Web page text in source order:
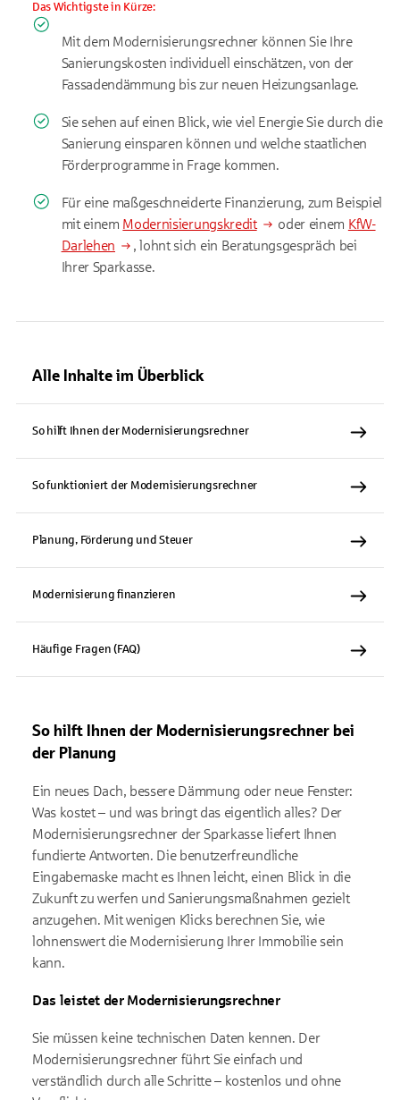
Das Wichtigste in Kürze:
Mit dem Modernisierungsrechner können Sie Ihre
Sanierungskosten individuell einschätzen, von der
Fassadendämmung bis zur neuen Heizungsanlage.
Sie sehen auf einen Blick, wie viel Energie Sie durch die
Sanierung einsparen können und welche staatlichen
Förderprogramme in Frage kommen.
Für eine maßgeschneiderte Finanzierung, zum Beispiel
mit einem Modernisierungskredit oder einem KfW-
Darlehen
, lohnt sich ein Beratungsgespräch bei
Ihrer Sparkasse.
Alle Inhalte im Überblick
So hilft Ihnen der Modernisierungsrechner
So funktioniert der Modernisierungsrechner
Planung, Förderung und Steuer
Modernisierung finanzieren
Häufige Fragen (FAQ)
So hilft Ihnen der Modernisierungsrechner bei
der Planung
Ein neues Dach, bessere Dämmung oder neue Fenster:
Was kostet – und was bringt das eigentlich alles? Der
Modernisierungsrechner der Sparkasse liefert Ihnen
fundierte Antworten. Die benutzerfreundliche
Eingabemaske macht es Ihnen leicht, einen Blick in die
Zukunft zu werfen und Sanierungsmaßnahmen gezielt
anzugehen. Mit wenigen Klicks berechnen Sie, wie
lohnenswert die Modernisierung Ihrer Immobilie sein
kann.
Das leistet der Modernisierungsrechner
Sie müssen keine technischen Daten kennen. Der
Modernisierungsrechner führt Sie einfach und
verständlich durch alle Schritte – kostenlos und ohne